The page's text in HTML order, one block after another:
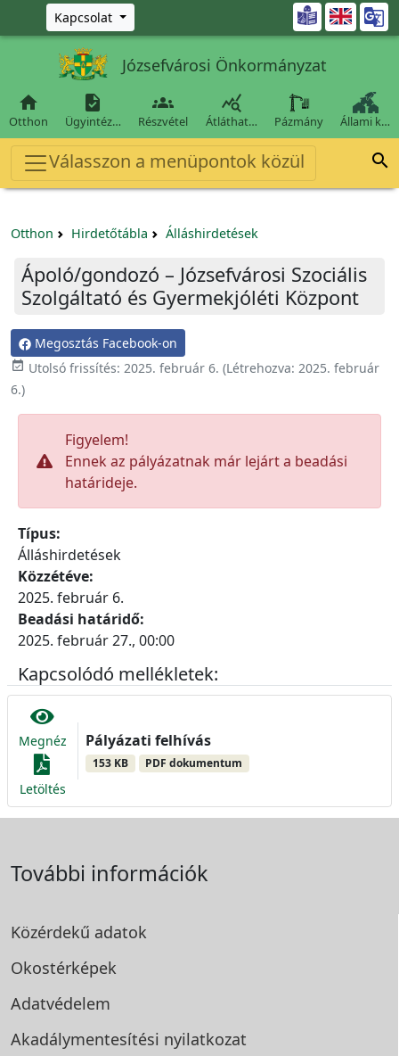
Ugrás a fő tartalomra
Kapcsolat 
Józsefvárosi Önkormányzat

Otthon

Ügyintéz…

Részvétel

Átláthat… Pázmány Állami k…
Válasszon a menüpontok közül 
Otthon Hirdetőtábla Álláshirdetések
Ápoló/gondozó – Józsefvárosi Szociális
Szolgáltató és Gyermekjóléti Központ
Megosztás Facebook-on
 Utolsó frissítés: 2025. február 6. (Létrehozva: 2025. február
6.)
Figyelem!
Ennek az pályázatnak már lejárt a beadási
határideje.
Típus:
Álláshirdetések
Közzétéve:
2025. február 6.
Beadási határidő:
2025. február 27., 00:00
Kapcsolódó mellékletek:
Megnéz
Letöltés
Pályázati felhívás
153 KB PDF dokumentum
További információk
Közérdekű adatok
Okostérképek
Adatvédelem
Akadálymentesítési nyilatkozat